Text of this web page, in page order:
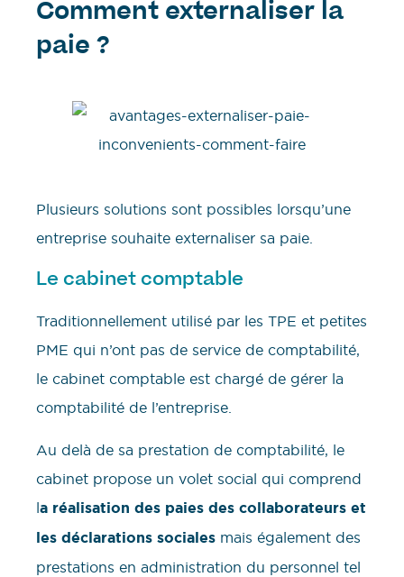
Comment externaliser la
paie ?
Plusieurs solutions sont possibles lorsqu’une
entreprise souhaite externaliser sa paie.
Le cabinet comptable
Traditionnellement utilisé par les TPE et petites
PME qui n’ont pas de service de comptabilité,
le cabinet comptable est chargé de gérer la
comptabilité de l’entreprise.
Au delà de sa prestation de comptabilité, le
cabinet propose un volet social qui comprend
la réalisation des paies des collaborateurs et
les déclarations sociales mais également des
prestations en administration du personnel tel